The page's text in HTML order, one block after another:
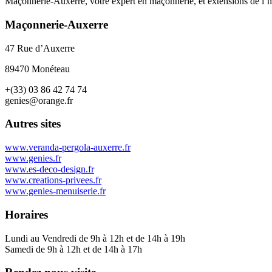
Maçonnerie-Auxerre
47 Rue d’Auxerre
89470 Monéteau
+(33) 03 86 42 74 74
genies@orange.fr
Autres sites
www.veranda-pergola-auxerre.fr
www.genies.fr
www.es-deco-design.fr
www.creations-privees.fr
www.genies-menuiserie.fr
Horaires
Lundi au Vendredi de 9h à 12h et de 14h à 19h
Samedi de 9h à 12h et de 14h à 17h